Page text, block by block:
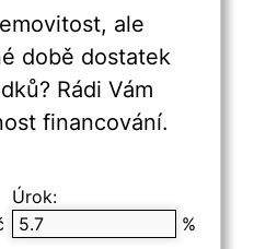
ale
době dostatek
Rádi Vám
financování.
Úrok:
%